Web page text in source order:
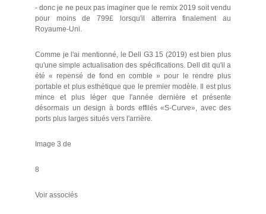
- donc je ne peux pas imaginer que le remix 2019 soit vendu
pour moins de 799£ lorsqu'il atterrira finalement au
Royaume-Uni.
Comme je l'ai mentionné, le Dell G3 15 (2019) est bien plus
qu'une simple actualisation des spécifications. Dell dit qu'il a
été « repensé de fond en comble » pour le rendre plus
portable et plus esthétique que le premier modèle. Il est plus
mince et plus léger que l'année dernière et présente
désormais un design à bords effilés «S-Curve», avec des
ports plus larges situés vers l'arrière.
Image 3 de
8
Voir associés